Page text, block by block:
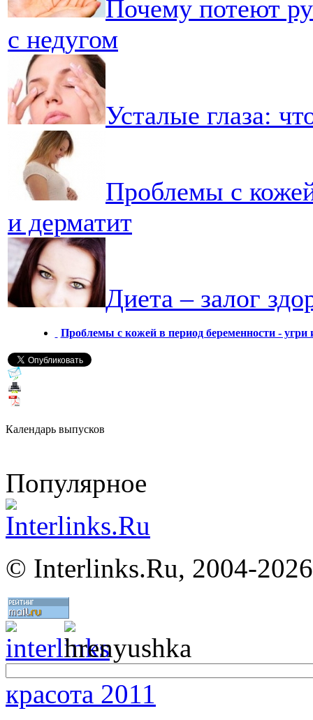
Почему потеют
с недугом
Усталые глаза:
Проблемы с
и дерматит
Диета – залог
Проблемы с кожей в период беременности - угри
Календарь выпусков
Популярное
© Interlinks.Ru, 2004-2026
красота 2011